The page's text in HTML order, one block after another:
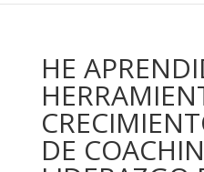
HE
DE